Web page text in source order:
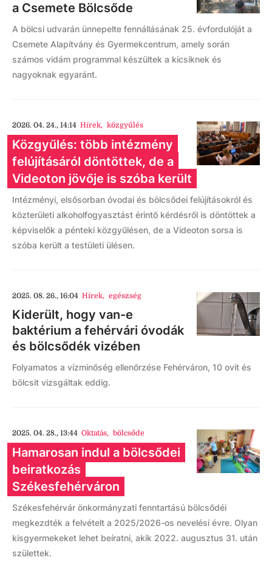
a Csemete Bölcsőde
A bölcsi udvarán ünnepelte fennállásának 25. évfordulóját a
Csemete Alapítvány és Gyermekcentrum, amely során
számos vidám programmal készültek a kicsiknek és
nagyoknak egyaránt.
2026. 04. 24., 14:14 Hírek, közgyűlés
Közgyűlés: több intézmény
felújításáról döntöttek, de a
Videoton jövője is szóba került
Intézményi, elsősorban óvodai és bölcsődei felújításokról és
közterületi alkoholfogyasztást érintő kérdésről is döntöttek a
képviselők a pénteki közgyűlésen, de a Videoton sorsa is
szóba került a testületi ülésen.
2025. 08. 26., 16:04 Hírek, egészség
Kiderült, hogy van-e
baktérium a fehérvári óvodák
és bölcsődék vizében
Folyamatos a vízminőség ellenőrzése Fehérváron, 10 ovit és
bölcsit vizsgáltak eddig.
2025. 04. 28., 13:44 Oktatás, bölcsőde
Hamarosan indul a bölcsődei
beiratkozás
Székesfehérváron
Székesfehérvár önkormányzati fenntartású bölcsődéi
megkezdték a felvételt a 2025/2026-os nevelési évre. Olyan
kisgyermekeket lehet beíratni, akik 2022. augusztus 31. után
születtek.